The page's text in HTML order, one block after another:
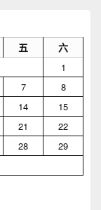
五 六
1
7
8
14
15
21
22
28
29